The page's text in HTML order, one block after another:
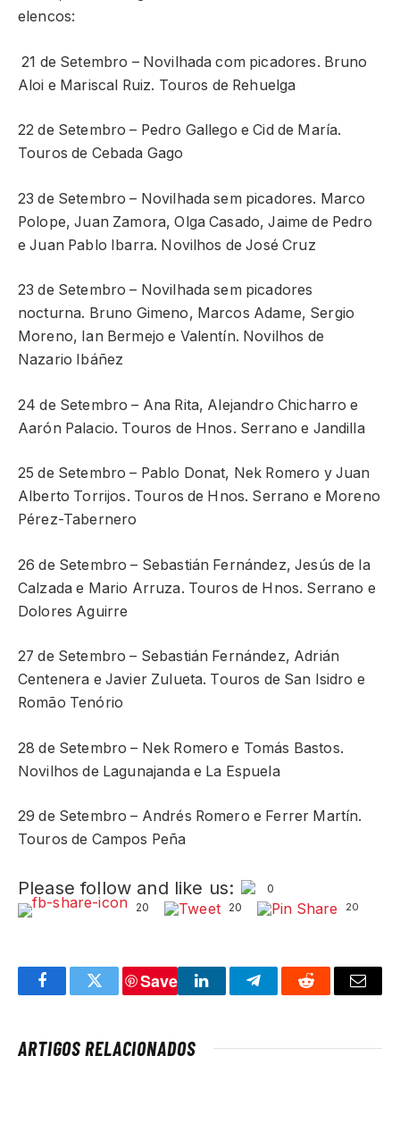
elencos:
21 de Setembro – Novilhada com picadores. Bruno
Aloi e Mariscal Ruiz. Touros de Rehuelga
22 de Setembro – Pedro Gallego e Cid de María.
Touros de Cebada Gago
23 de Setembro – Novilhada sem picadores. Marco
Polope, Juan Zamora, Olga Casado, Jaime de Pedro
e Juan Pablo Ibarra. Novilhos de José Cruz
23 de Setembro – Novilhada sem picadores
nocturna. Bruno Gimeno, Marcos Adame, Sergio
Moreno, Ian Bermejo e Valentín. Novilhos de
Nazario Ibáñez
24 de Setembro – Ana Rita, Alejandro Chicharro e
Aarón Palacio. Touros de Hnos. Serrano e Jandilla
25 de Setembro – Pablo Donat, Nek Romero y Juan
Alberto Torrijos. Touros de Hnos. Serrano e Moreno
Pérez-Tabernero
26 de Setembro – Sebastián Fernández, Jesús de la
Calzada e Mario Arruza. Touros de Hnos. Serrano e
Dolores Aguirre
27 de Setembro – Sebastián Fernández, Adrián
Centenera e Javier Zulueta. Touros de San Isidro e
Romão Tenório
28 de Setembro – Nek Romero e Tomás Bastos.
Novilhos de Lagunajanda e La Espuela
29 de Setembro – Andrés Romero e Ferrer Martín.
Touros de Campos Peña
Please follow and like us:
0
20
20 20
FacebookTwitter
Save
LinkedInTelegramReddit Email
ARTIGOS RELACIONADOS